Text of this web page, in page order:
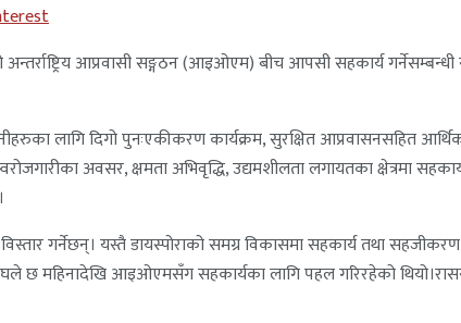
आप्रवासी सङ्गठन (आइओएम) बीच आपसी सहकार्य
लागि दिगो पुनःएकीकरण कार्यक्रम, सुरक्षित आप्रवासनसहित
अवसर, क्षमता अभिवृद्धि, उद्यमशीलता लगायतका क्षेत्रमा सहकार्य
विस्तार गर्नेछन्। यस्तै डायस्पोराको समग्र विकासमा सहकार्य तथा
छ महिनादेखि आइओएमसँग सहकार्यका लागि पहल गरिरहेको